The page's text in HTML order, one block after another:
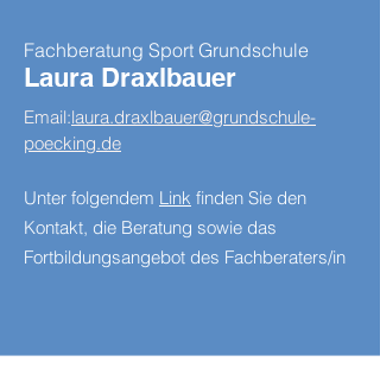
Fachberatung Sport Grundschule
Laura Draxlbauer
Email:laura.draxlbauer@grundschule-
poecking.de
​Unter folgendem Link finden Sie den
Kontakt, die Beratung sowie das
Fortbildungsangebot des Fachberaters/in